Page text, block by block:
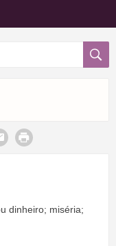
dinheiro; miséria;